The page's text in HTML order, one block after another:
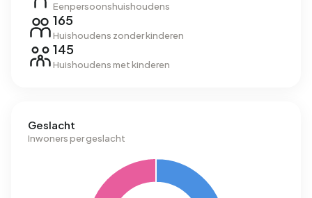
Eenpersoonshuishoudens
165
Huishoudens zonder kinderen
145
Huishoudens met kinderen
Geslacht
Inwoners per geslacht